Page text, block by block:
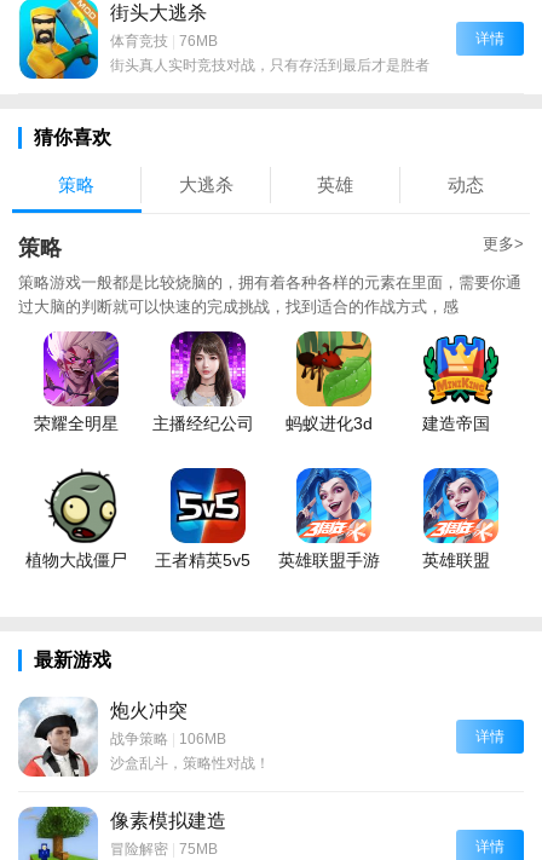
街头大逃杀
体育竞技 | 76MB
街头真人实时竞技对战，只有存活到最后才是胜者
详情
猜你喜欢
策略 大逃杀 英雄 动态
策略 更多>
策略游戏一般都是比较烧脑的，拥有着各种各样的元素在里面，需要你通
过大脑的判断就可以快速的完成挑战，找到适合的作战方式，感
荣耀全明星 主播经纪公司 蚂蚁进化3d 建造帝国
植物大战僵尸 王者精英5v5 英雄联盟手游 英雄联盟
最新游戏
炮火冲突
战争策略 | 106MB
沙盒乱斗，策略性对战！
详情
像素模拟建造
冒险解密 | 75MB
详情